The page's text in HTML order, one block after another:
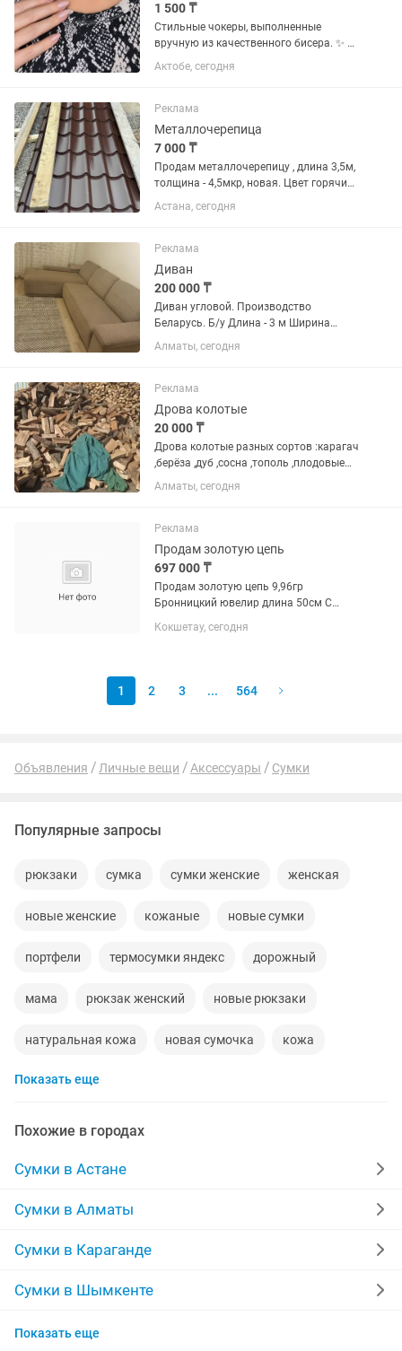
1 500 ₸
Стильные чокеры, выполненные
вручную из качественного бисера. ✨ В
наличии 4 цвета. 📏 Длина — 34 см.
Цена одной штуки 1500 тенге 💎
🎁 Отлично подойдут как для себя,...
Актобе, сегодня
Реклама
Металлочерепица
7 000 ₸
Продам металлочерепицу , длина 3,5м,
толщина - 4,5мкр, новая. Цвет горячий
шоколад. Излишки 1лист.
Астана, сегодня
Реклама
Диван
200 000 ₸
Диван угловой. Производство
Беларусь. Б/у Длина - 3 м Ширина
спального места 160 см
Алматы, сегодня
Реклама
Дрова колотые
20 000 ₸
Дрова колотые разных сортов :карагач
,берёза ,дуб ,сосна ,тополь ,плодовые
деревья и так далее Все нарублено
,готовые дровишки Длина 35-45 см
проконсультируем...
Алматы, сегодня
Реклама
Продам золотую цепь
697 000 ₸
Продам золотую цепь 9,96гр
Бронницкий ювелир длина 50см С
себя теперь нуждаюсь финансово
Кокшетау, сегодня
1 2 3 ... 564
Объявления Личные вещи Аксессуары Сумки
Популярные запросы
рюкзаки сумка сумки женские женская
новые женские кожаные новые сумки
портфели термосумки яндекс дорожный
мама рюкзак женский новые рюкзаки
натуральная кожа новая сумочка кожа
ранец сумка оригинал
мужские сумки
рюкзак мужской
мужские сумки кожа
чехол samsung сумки из бусин
сумка натуральная кожа
Показать еще
Похожие в городах
Сумки в Астане
Сумки в Алматы
Сумки в Караганде
Сумки в Шымкенте
Сумки в Актобе
Показать еще